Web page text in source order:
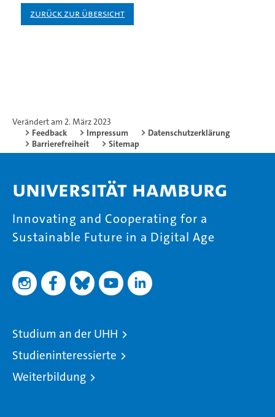
Zurück zur Übersicht
Verändert am 2. März 2023
Feedback
Impressum
Datenschutzerklärung
Barrierefreiheit
Sitemap
Universität Hamburg
Innovating and Cooperating for a
Sustainable Future in a Digital Age
Studium an der UHH
Studieninteressierte
Weiterbildung